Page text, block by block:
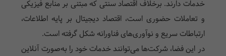
خدمات دارند. برخلاف اقتصاد سنتی که مبتنی بر منابع فیزیکی
و تعاملات حضوری است، اقتصاد دیجیتال بر پایه اطلاعات،
ارتباطات سریع و نوآوری‌های فناورانه شکل گرفته است.
در این فضا، شرکت‌ها می‌توانند خدمات خود را به‌صورت آنلاین